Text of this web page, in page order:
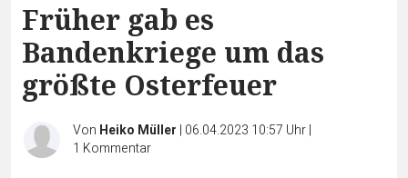
Früher gab es
Bandenkriege um das
größte Osterfeuer
Von Heiko Müller | 06.04.2023 10:57 Uhr|
1 Kommentar